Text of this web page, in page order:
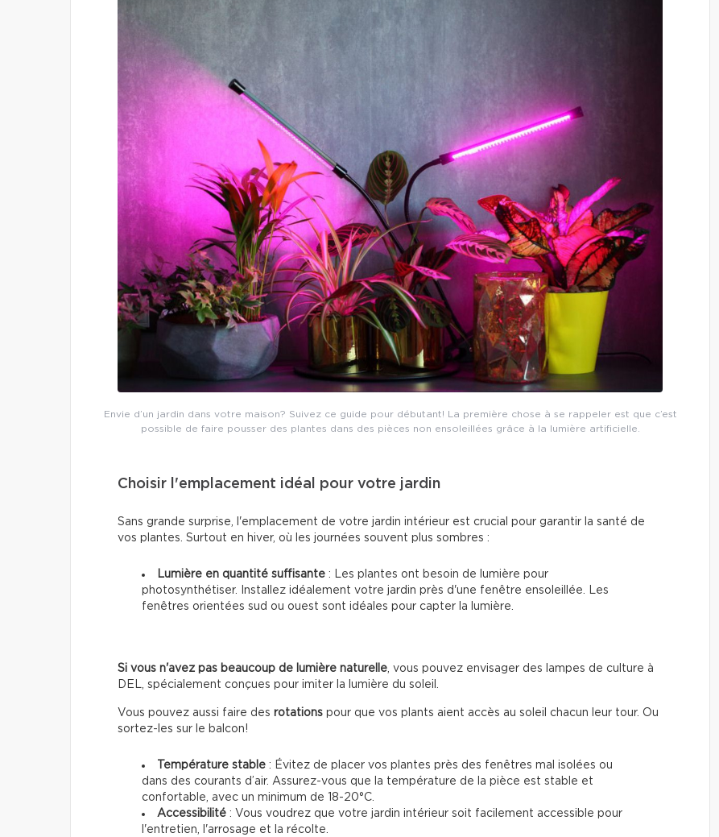
Envie d’un jardin dans votre maison? Suivez ce guide pour débutant! La première chose à se rappeler est que c’est
possible de faire pousser des plantes dans des pièces non ensoleillées grâce à la lumière artificielle.
Choisir l'emplacement idéal pour votre jardin
Sans grande surprise, l'emplacement de votre jardin intérieur est crucial pour garantir la santé de
vos plantes. Surtout en hiver, où les journées souvent plus sombres :
Lumière en quantité suffisante : Les plantes ont besoin de lumière pour
photosynthétiser. Installez idéalement votre jardin près d'une fenêtre ensoleillée. Les
fenêtres orientées sud ou ouest sont idéales pour capter la lumière.
Si vous n'avez pas beaucoup de lumière naturelle, vous pouvez envisager des lampes de culture à
DEL, spécialement conçues pour imiter la lumière du soleil.
Vous pouvez aussi faire des rotations pour que vos plants aient accès au soleil chacun leur tour. Ou
sortez-les sur le balcon!
Température stable : Évitez de placer vos plantes près des fenêtres mal isolées ou
dans des courants d’air. Assurez-vous que la température de la pièce est stable et
confortable, avec un minimum de 18-20°C.
Accessibilité : Vous voudrez que votre jardin intérieur soit facilement accessible pour
l'entretien, l'arrosage et la récolte.